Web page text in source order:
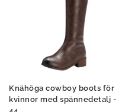
Knähöga cowboy boots för
kvinnor med spännedetalj -